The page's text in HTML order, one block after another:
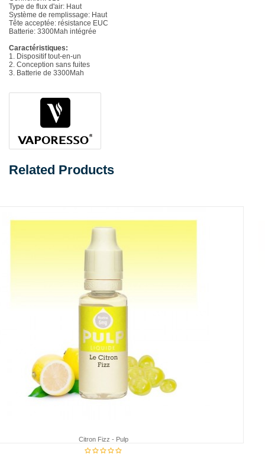
Type de flux d'air: Haut
Système de remplissage: Haut
Tête acceptée: résistance EUC
Batterie: 3300Mah intégrée
Caractéristiques:
1. Dispositif tout-en-un
2. Conception sans fuites
3. Batterie de 3300Mah
Related Products
Tennessee Blend 10ml - Pulp